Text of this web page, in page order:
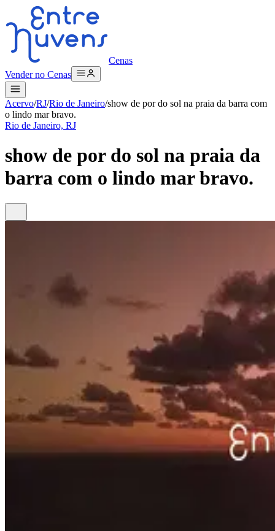
Cenas
Vender no Cenas
Acervo/RJ/Rio de Janeiro/show de por do sol na praia da barra com
o lindo mar bravo.
Rio de Janeiro, RJ
show de por do sol na praia da
barra com o lindo mar bravo.